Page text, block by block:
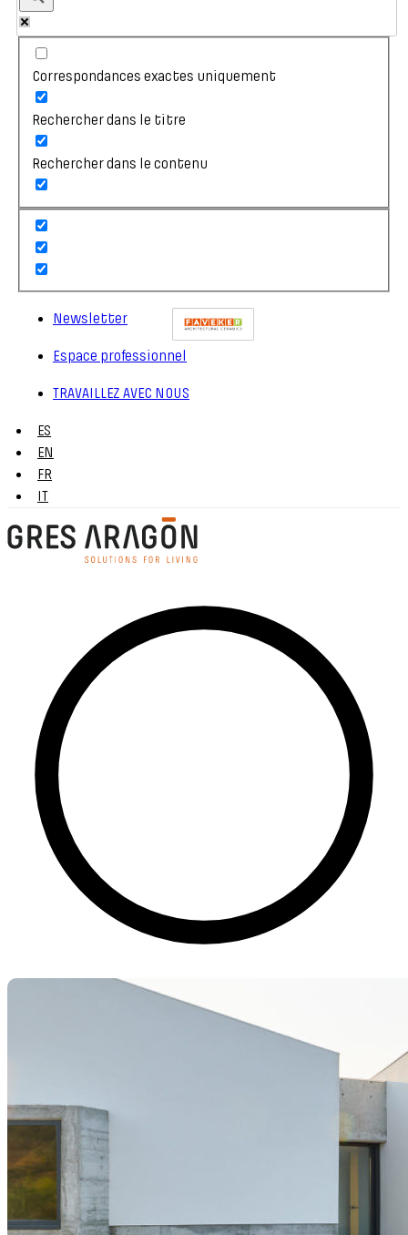
Correspondances exactes uniquement
Rechercher dans le titre
Rechercher dans le contenu
Newsletter
Espace professionnel
TRAVAILLEZ AVEC NOUS
ES
EN
FR
IT